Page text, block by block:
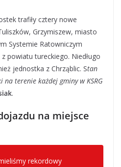
trafiły cztery nowe
Grzymiszew, miasto
Systemie Ratowniczym
powiatu tureckiego. Niedługo
jednostka z Chrząblic. Stan
terenie każdej gminy w KSRG
.
na miejsce
rekordowy